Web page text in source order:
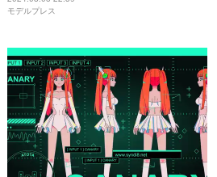
KATSEYEになるまで】
モデルプレス